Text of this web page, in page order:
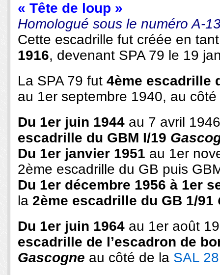
« Tête de loup »
Homologué sous le numéro A-
Cette escadrille fut créée en
1916, devenant SPA 79 le 19
La SPA 79 fut 4ème escadrille
au 1er septembre 1940, au
Du 1er juin 1944 au 7 avril
escadrille du GBM I/19
Du 1er janvier 1951 au 1er
2ème escadrille du GB puis
Du 1er décembre 1956 à 1er
la 2ème escadrille du GB 1/91
Du 1er juin 1964 au 1er août
escadrille de l’escadron de
Gascogne au côté de la SAL 28